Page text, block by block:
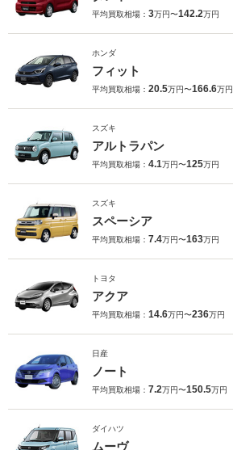
平均買取相場： 3万円〜142.2万円
ホンダ
フィット
平均買取相場： 20.5万円〜166.6万円
スズキ
アルトラパン
平均買取相場： 4.1万円〜125万円
スズキ
スペーシア
平均買取相場： 7.4万円〜163万円
トヨタ
アクア
平均買取相場： 14.6万円〜236万円
日産
ノート
平均買取相場： 7.2万円〜150.5万円
ダイハツ
ムーヴ